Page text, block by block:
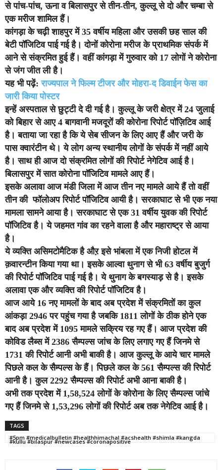
से पांच-पांच, ऊना व बिलासपुर से तीन-तीन, कुल्लू से दो और चम्बा से
एक मरीज शामिल हैं।
कांगड़ा के चढ़ी शाहपुर में 35 वर्षीय महिला और उसकी छह साल की
बेटी पॉजिटिव पाई गई है। दोनों कोरोना मरीज के प्राथमिक संपर्क में
आने से संक्रमित हुई हैं। वहीं कांगड़ा में गुरुवार को 17 लोगों ने कोरोना
से जंग जीत ली है।
यह भी पढ़ें:राज्यपाल ने फिल्म टीजर और मोहरा-द डिवाईन फेस का
जारी किया पोस्टर
इन्हें अस्पताल से छुट्टी दे दी गई है। कुल्लू के जरी क्षेत्र में 24 जुलाई
को बिहार से आए 4 बागवानी मजदूरों की कोरोना रिपोर्ट पॉज़िटिव आई
है। बताया जा रहा है कि ये सेब सीजन के लिए आए हैं और जरी के
पास क्वारंटीन थे। ये लोग अन्य स्थानीय लोगों के संपर्क में नहीं आये
है। साथ ही आज दो संक्रमित लोगों की रिपोर्ट नेगेटिव आई है।
बिलासपुर में सात कोरोना पॉजिटिव मामले आए हैं।
इसके अलावा आज मंडी जिला में आज तीन नए मामले आये हैं तो वहीं
तीन की फॉलोअप रिपोर्ट पॉजिटिव आयी है। सरकाघाट से भी एक नया
मामला सामने आया है। सरकाघाट से एक 31 वर्षीय युवक की रिपोर्ट
पॉजिटिव है। ये जहमत गांव का रहने वाला है और महाराष्ट्र से आया
है।
ये व्यक्ति असिमटोमैटिक है औऱ इसे भांबला में एक निजी होटल में
क़वारन्टीन किया गया था। इसके आल्वा थुनाग से भी 63 वर्षीय बुजुर्ग
की रिपोर्ट पॉजिटिव पाई गई है। ये थुनाग के बगस्याड़ से है। इसके
अलावा एक और व्यक्ति की रिपोर्ट पॉजिटिव है।
आज आये 16 नए मामलों के बाद अब प्रदेश में संक्रमितों का कुल
आंकड़ा 2946 पर पहुंच गया है जबकि 1811 लोगों के ठीक होने एक
बाद अब प्रदेश में 1095 मामले सक्रिय रह गए हैं। आज प्रदेश की
कोविड लैब्स में 2386 सैम्पल्स जांच के लिए लगाए गए हैं जिनमे से
1731 की रिपोर्ट आनी अभी बाकी है। आज कुल्लू के आये चार मामले
पिछले कल के सैम्पल्स के हैं। पिछले कल के 561 सैम्पल्स की रिपोर्ट
आनी है। कुल 2292 सैम्पल्स की रिपोर्ट अभी आना बाकी है।
अभी तक प्रदेश में 1,58,524 लोगों के कोरोना के लिए सैम्पल्स जांचे
गए हैं जिनमे से 1,53,296 लोगों की रिपोर्ट अब तक नेगेटिव आई है।
TAGS
#5pm #medicalbulletin #healthhimachal #acshealth #shimla #kangda
#kullu #bilaspur #newcases #coronapositive